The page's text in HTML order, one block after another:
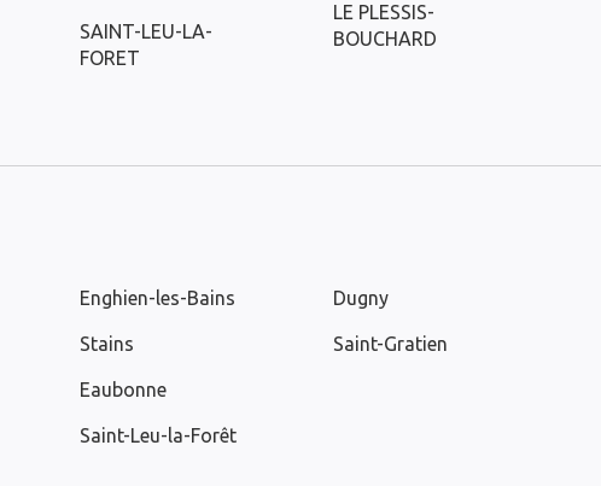
SAINT-LEU-LA-
FORET
LE PLESSIS-
BOUCHARD
Enghien-les-Bains
Stains
Eaubonne
Saint-Leu-la-Forêt
Dugny
Saint-Gratien